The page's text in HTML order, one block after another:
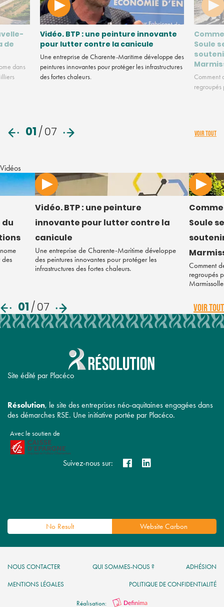
de
dans
Vidéo. BTP : une peinture innovante
pour lutter contre la canicule
Une entreprise de Charente-Maritime développe des
peintures innovantes pour protéger les infrastructures
des fortes chaleurs.
Soule
Comment
regroupés
01/07 VOIR TOUT
Vidéos
des
Vidéo. BTP : une peinture
innovante pour lutter contre la
canicule
Une entreprise de Charente-Maritime développe
des peintures innovantes pour protéger les
infrastructures des fortes chaleurs.
Soule
Comment
regroupés
Marmissolle
01/07 VOIR TOUT
Site édité par Placéco
Résolution, le site des entreprises néo-aquitaines engagées dans
des démarches RSE. Une initiative portée par Placéco.
Avec le soutien de
Suivez-nous sur:
No Result Website Carbon
NOUS CONTACTER QUI SOMMES-NOUS ? ADHÉSION
MENTIONS LÉGALES POLITIQUE DE CONFIDENTIALITÉ
Réalisation: